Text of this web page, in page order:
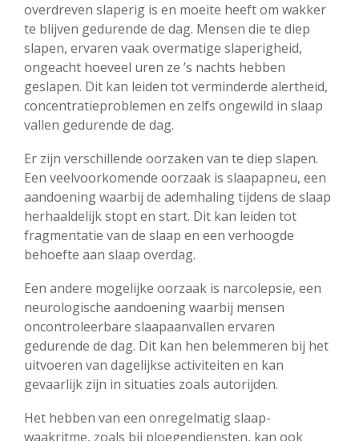
overdreven slaperig is en moeite heeft om wakker
te blijven gedurende de dag. Mensen die te diep
slapen, ervaren vaak overmatige slaperigheid,
ongeacht hoeveel uren ze ’s nachts hebben
geslapen. Dit kan leiden tot verminderde alertheid,
concentratieproblemen en zelfs ongewild in slaap
vallen gedurende de dag.
Er zijn verschillende oorzaken van te diep slapen.
Een veelvoorkomende oorzaak is slaapapneu, een
aandoening waarbij de ademhaling tijdens de slaap
herhaaldelijk stopt en start. Dit kan leiden tot
fragmentatie van de slaap en een verhoogde
behoefte aan slaap overdag.
Een andere mogelijke oorzaak is narcolepsie, een
neurologische aandoening waarbij mensen
oncontroleerbare slaapaanvallen ervaren
gedurende de dag. Dit kan hen belemmeren bij het
uitvoeren van dagelijkse activiteiten en kan
gevaarlijk zijn in situaties zoals autorijden.
Het hebben van een onregelmatig slaap-
waakritme, zoals bij ploegendiensten, kan ook